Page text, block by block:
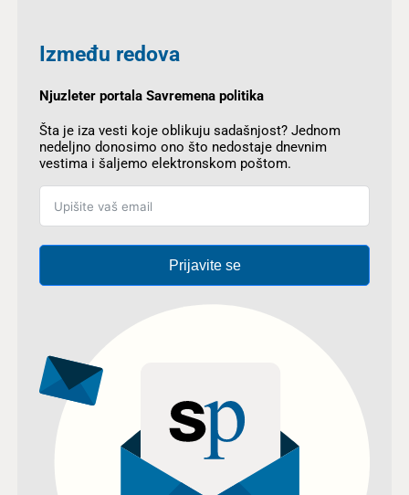
Između redova
Njuzleter portala Savremena politika
Šta je iza vesti koje oblikuju sadašnjost? Jednom
nedeljno donosimo ono što nedostaje dnevnim
vestima i šaljemo elektronskom poštom.
Prijavite se